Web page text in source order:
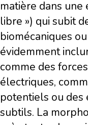
matière dans
libre ») qui subit
biomécaniques
évidemment
comme des
électriques,
potentiels ou
subtils. La